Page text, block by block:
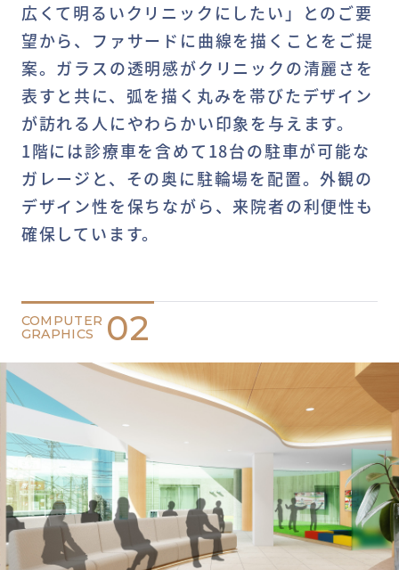
広くて明るいクリニックにしたい」とのご要
望から、ファサードに曲線を描くことをご提
案。ガラスの透明感がクリニックの清麗さを
表すと共に、弧を描く丸みを帯びたデザイン
が訪れる人にやわらかい印象を与えます。
1階には診療車を含めて18台の駐車が可能な
ガレージと、その奥に駐輪場を配置。外観の
デザイン性を保ちながら、来院者の利便性も
確保しています。
COMPUTER
GRAPHICS
02